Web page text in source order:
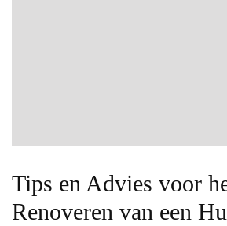
Tips en Advies voor
Renoveren van een